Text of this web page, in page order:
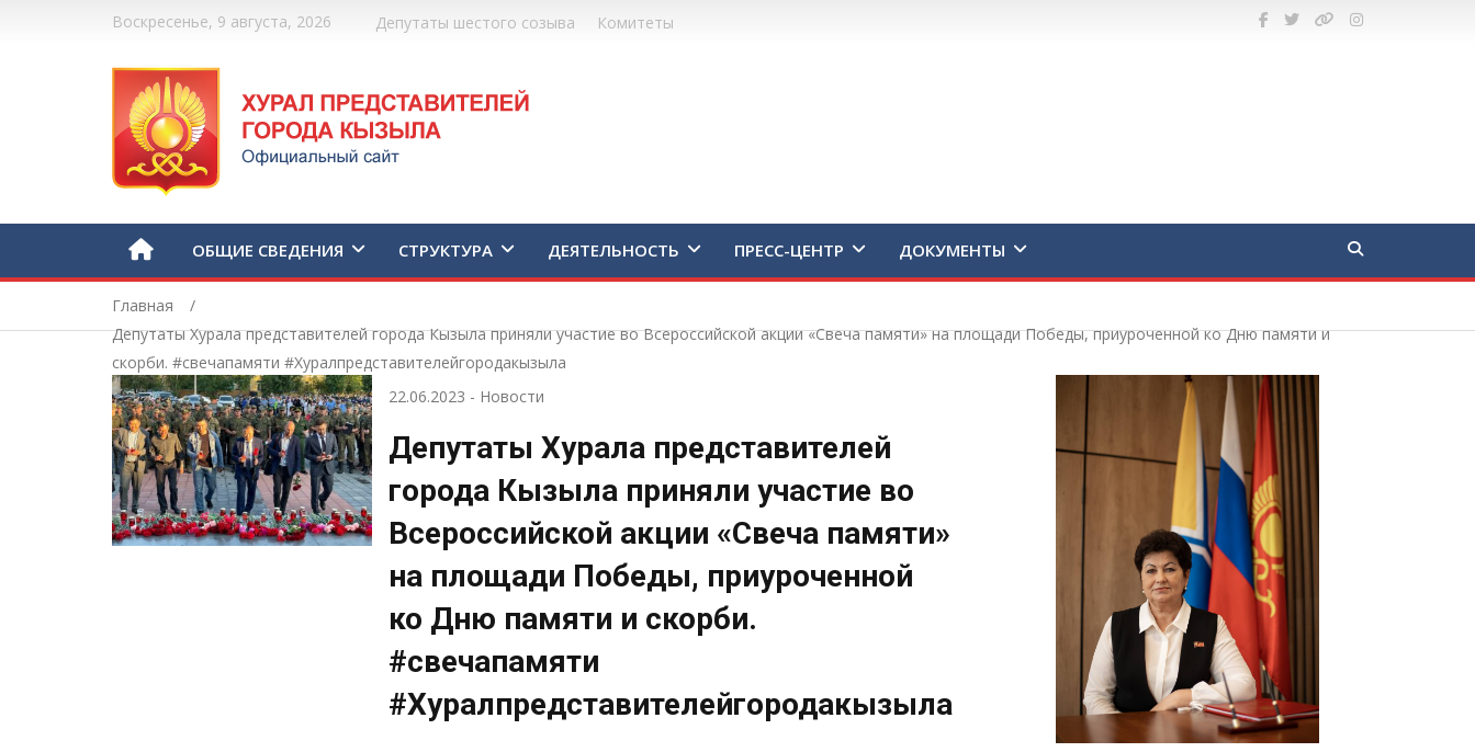
Воскресенье, 9 августа, 2026 Депутаты шестого созыва Комитеты
ОБЩИЕ СВЕДЕНИЯ СТРУКТУРА ДЕЯТЕЛЬНОСТЬ ПРЕСС-ЦЕНТР ДОКУМЕНТЫ
Главная
Депутаты Хурала представителей города Кызыла приняли участие во Всероссийской акции «Свеча памяти» на площади Победы, приуроченной ко Дню памяти и
скорби. #свечапамяти #Хуралпредставителейгородакызыла
22.06.2023 - Новости
Депутаты Хурала представителей
города Кызыла приняли участие во
Всероссийской акции «Свеча памяти»
на площади Победы, приуроченной
ко Дню памяти и скорби.
#свечапамяти
#Хуралпредставителейгородакызыла